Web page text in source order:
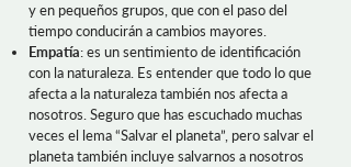
y en pequeños grupos, que con el paso del
tiempo conducirán a cambios mayores.
Empatía: es un sentimiento de identificación
con la naturaleza. Es entender que todo lo que
afecta a la naturaleza también nos afecta a
nosotros. Seguro que has escuchado muchas
veces el lema “Salvar el planeta”, pero salvar el
planeta también incluye salvarnos a nosotros